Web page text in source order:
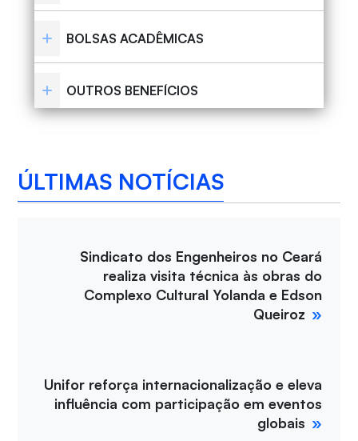
BOLSAS ACADÊMICAS
OUTROS BENEFÍCIOS
ÚLTIMAS NOTÍCIAS
Sindicato dos Engenheiros no Ceará
realiza visita técnica às obras do
Complexo Cultural Yolanda e Edson
Queiroz
Unifor reforça internacionalização e eleva
influência com participação em eventos
globais